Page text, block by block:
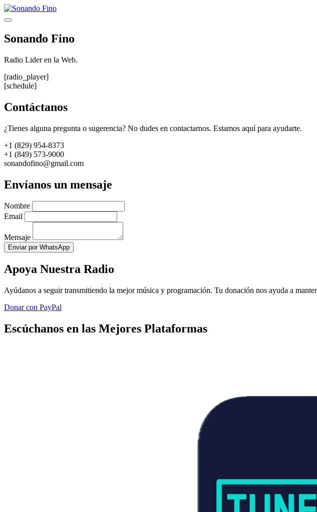
Saltar
al
Menú
Sonando Fino
Radio Lider en la Web.
[radio_player]
[schedule]
Contáctanos
¿Tienes alguna pregunta o sugerencia? No dudes en contactarnos. Estamos aquí para ayudarte.
+1 (829) 954-8373
+1 (849) 573-9000
sonandofino@gmail.com
Envíanos un mensaje
Nombre
Email
Mensaje
Enviar por WhatsApp
Apoya Nuestra Radio
Ayúdanos a seguir transmitiendo la mejor música y programación. Tu donación nos ayuda a
Donar con PayPal
Escúchanos en las Mejores Plataformas